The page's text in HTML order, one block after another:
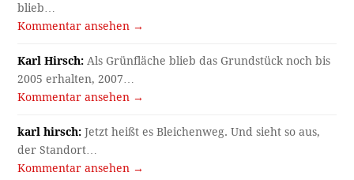
blieb…
Kommentar ansehen →
Karl Hirsch: Als Grünfläche blieb das Grundstück noch bis
2005 erhalten, 2007…
Kommentar ansehen →
karl hirsch: Jetzt heißt es Bleichenweg. Und sieht so aus,
der Standort…
Kommentar ansehen →